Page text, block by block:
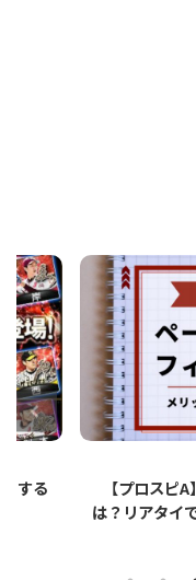
する
【プロスピ
は？リアタイ